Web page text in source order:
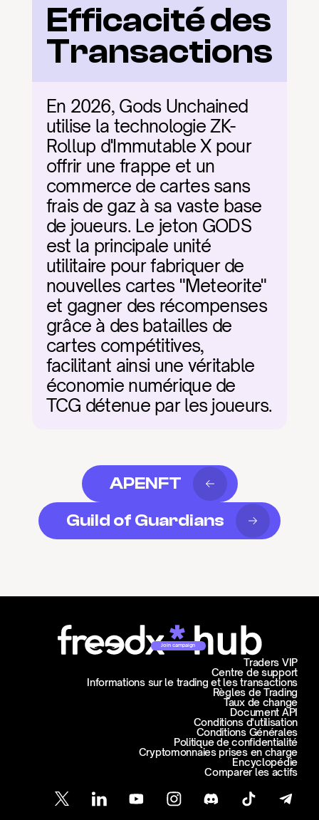
Efficacité des
Transactions
En 2026, Gods Unchained
utilise la technologie ZK-
Rollup d'Immutable X pour
offrir une frappe et un
commerce de cartes sans
frais de gaz à sa vaste base
de joueurs. Le jeton GODS
est la principale unité
utilitaire pour fabriquer de
nouvelles cartes "Meteorite"
et gagner des récompenses
grâce à des batailles de
cartes compétitives,
facilitant ainsi une véritable
économie numérique de
TCG détenue par les joueurs.
APENFT
Guild of Guardians
Join campaign
Centre de support
Informations sur le trading et les transactions
Traders VIP
Règles de Trading
Taux de change
Document API
Conditions d'utilisation
Conditions Générales
Politique de confidentialité
Cryptomonnaies prises en charge
Encyclopédie
Comparer les actifs